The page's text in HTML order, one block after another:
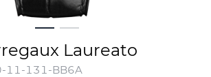
Laureato
11-131-BB6A